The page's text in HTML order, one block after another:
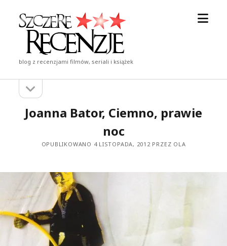
Szczere
Recenzje
blog z recenzjami filmów, seriali i książek
Pasek
boczny
pasek
Joanna Bator, Ciemno, prawie
noc
OPUBLIKOWANO 4 LISTOPADA, 2012 PRZEZ OLA